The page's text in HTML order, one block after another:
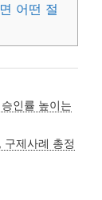
어떤 절
인률 높이는
구제사례 총정